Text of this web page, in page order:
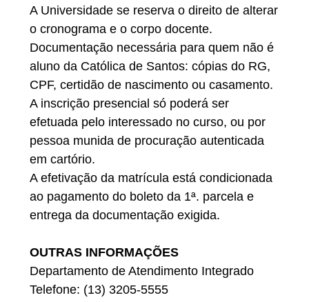
A Universidade se reserva o direito de alterar
o cronograma e o corpo docente.
Documentação necessária para quem não é
aluno da Católica de Santos: cópias do RG,
CPF, certidão de nascimento ou casamento.
A inscrição presencial só poderá ser
efetuada pelo interessado no curso, ou por
pessoa munida de procuração autenticada
em cartório.
A efetivação da matrícula está condicionada
ao pagamento do boleto da 1ª. parcela e
entrega da documentação exigida.
OUTRAS INFORMAÇÕES
Departamento de Atendimento Integrado
Telefone: (13) 3205-5555